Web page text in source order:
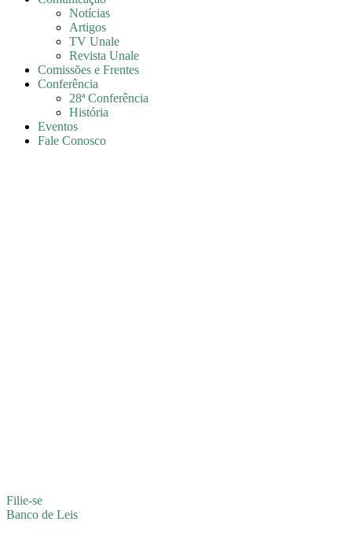
Notícias
Artigos
TV Unale
Revista Unale
Comissões e Frentes
Conferência
28ª Conferência
História
Eventos
Fale Conosco
Filie-se
Banco de Leis